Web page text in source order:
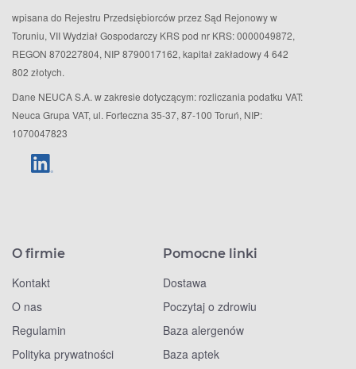
wpisana do Rejestru Przedsiębiorców przez Sąd Rejonowy w
Toruniu, VII Wydział Gospodarczy KRS pod nr KRS: 0000049872,
REGON 870227804, NIP 8790017162, kapitał zakładowy 4 642
802 złotych.
Dane NEUCA S.A. w zakresie dotyczącym: rozliczania podatku VAT:
Neuca Grupa VAT, ul. Forteczna 35-37, 87-100 Toruń, NIP:
1070047823
O firmie
Kontakt
O nas
Regulamin
Polityka prywatności
Pomocne linki
Dostawa
Poczytaj o zdrowiu
Baza alergenów
Baza aptek